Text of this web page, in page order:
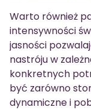
Warto również
intensywności
jasności
nastróju w
konkretnych
być zarówno
dynamiczne i